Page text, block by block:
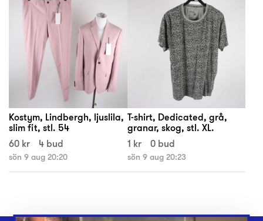
Kostym, Lindbergh, ljuslila,
slim fit, stl. 54
60 kr
4 bud
sön 9 aug 20:20
T-shirt, Dedicated, grå,
granar, skog, stl. XL.
1 kr
0 bud
sön 9 aug 20:23